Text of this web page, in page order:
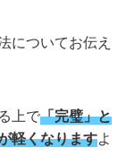
についてお伝え
上で「完璧」と
軽くなりますよ